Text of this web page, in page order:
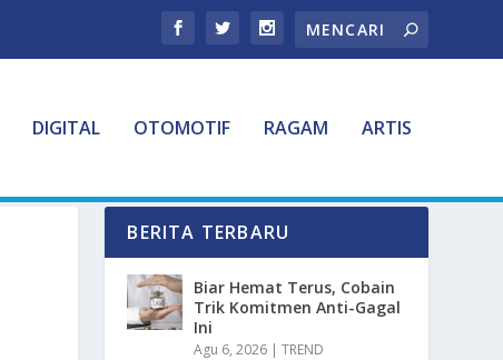
DIGITAL OTOMOTIF RAGAM ARTIS
BERITA TERBARU
Biar Hemat Terus, Cobain
Trik Komitmen Anti-Gagal
Ini
Agu 6, 2026 |TREND